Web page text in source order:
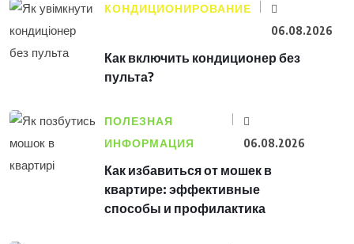
КОНДИЦИОНИРОВАНИЕ
06.08.2026
Как включить кондиционер без
пульта?
ПОЛЕЗНАЯ
ИНФОРМАЦИЯ
06.08.2026
Как избавиться от мошек в
квартире: эффективные
способы и профилактика